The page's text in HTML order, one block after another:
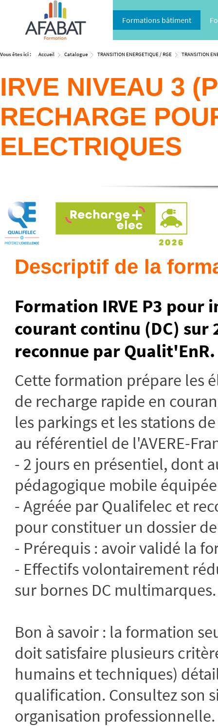
Formations bâtiment
Vous êtes ici : Accueil Catalogue TRANSITION ENERGETIQUE / RGE TRANSITION
IRVE NIVEAU 3
RECHARGE
ELECTRIQUES
Descriptif de la
Formation IRVE P3 pour
courant continu (DC) sur
reconnue par Qualit'EnR.
Cette formation prépare les
de recharge rapide en
les parkings et les stations
au référentiel de l'AVERE-
- 2 jours en présentiel, dont
pédagogique mobile
- Agréée par Qualifelec et
pour constituer un dossier
- Prérequis : avoir validé la
- Effectifs volontairement
sur bornes DC multimarques.
Bon à savoir : la formation
doit satisfaire plusieurs
humains et techniques)
qualification. Consultez son
organisation professionnelle.